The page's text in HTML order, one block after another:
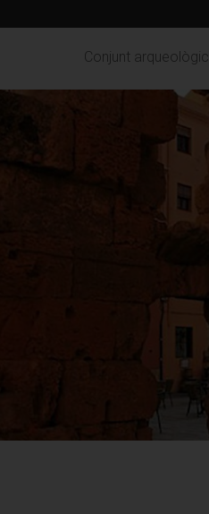
Conjunt arqueològic